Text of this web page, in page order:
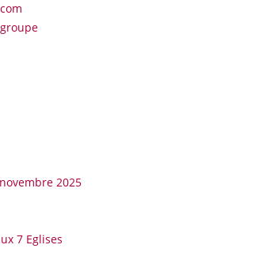
2025
7 Eglises